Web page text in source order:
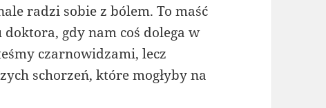
radzi sobie z bólem. To maść
gdy nam coś dolega w
czarnowidzami, lecz
schorzeń, które mogłyby na